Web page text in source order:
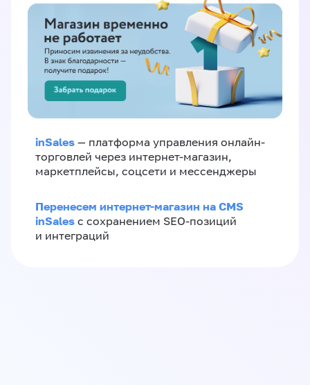
inSales — платформа управления онлайн-
торговлей через интернет-магазин,
маркетплейсы, соцсети и мессенджеры
Перенесем интернет-магазин на CMS
inSales с сохранением SEO-позиций
и интеграций